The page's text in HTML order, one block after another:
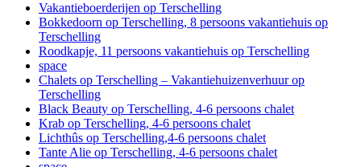
Vakantieboerderijen op Terschelling
Bokkedoorn op Terschelling, 8 persoons vakantiehuis op
Terschelling
Roodkapje, 11 persoons vakantiehuis op Terschelling
space
Chalets op Terschelling – Vakantiehuizenverhuur op
Terschelling
Black Beauty op Terschelling, 4-6 persoons chalet
Krab op Terschelling, 4-6 persoons chalet
Lichthûs op Terschelling,4-6 persoons chalet
Tante Alie op Terschelling, 4-6 persoons chalet